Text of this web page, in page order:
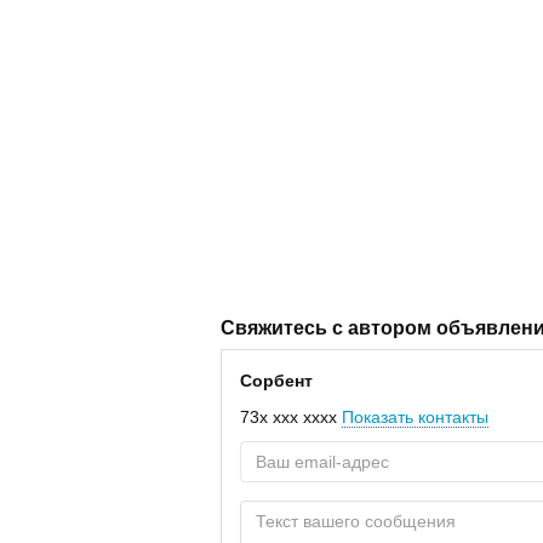
Свяжитесь с автором
Сорбент
73x xxx xxxx Показать контакты